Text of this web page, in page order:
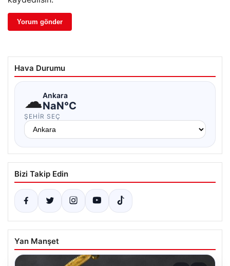
Hava Durumu
☁Ankara
NaN°C
ŞEHIR SEÇ
Bizi Takip Edin
Yan Manşet